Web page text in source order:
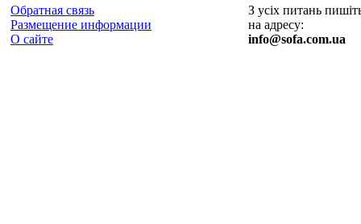
Обратная связь
Размещение информации
О сайте
З усіх питань
на адресу:
info@sofa.com.ua